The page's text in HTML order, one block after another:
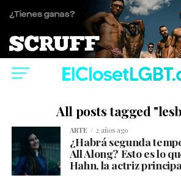
All posts tagged
ARTE 2 años ago
¿Habrá segunda
All Along? Esto es lo
Hahn, la actriz